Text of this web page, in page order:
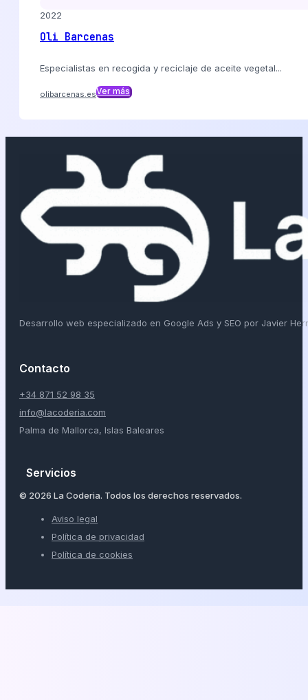
2022
Oli Barcenas
Especialistas en recogida y reciclaje de aceite vegetal...
olibarcenas.esVer más
Desarrollo web especializado en Google Ads y SEO por Javier
Contacto
+34 871 52 98 35
info@lacoderia.com
Palma de Mallorca, Islas Baleares
Servicios
© 2026 La Coderia. Todos los derechos reservados.
Aviso legal
Política de privacidad
Política de cookies